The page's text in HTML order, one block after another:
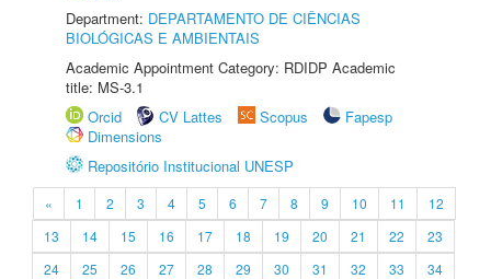
Department: DEPARTAMENTO DE CIÊNCIAS
BIOLÓGICAS E AMBIENTAIS
Academic Appointment Category: RDIDP Academic
title: MS-3.1
Orcid
CV Lattes Scopus
Fapesp
Dimensions
Repositório Institucional UNESP
« 1 2 3 4 5 6 7 8 9 10 11
12
13
14 15 16 17 18 19 20 21 22
23
24
25 26 27 28 29 30 31 32 33
34